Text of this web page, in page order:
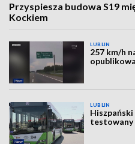
Przyspiesza budowa S19
Kockiem
LUBLIN
257 km/h
LUBLIN
testowany